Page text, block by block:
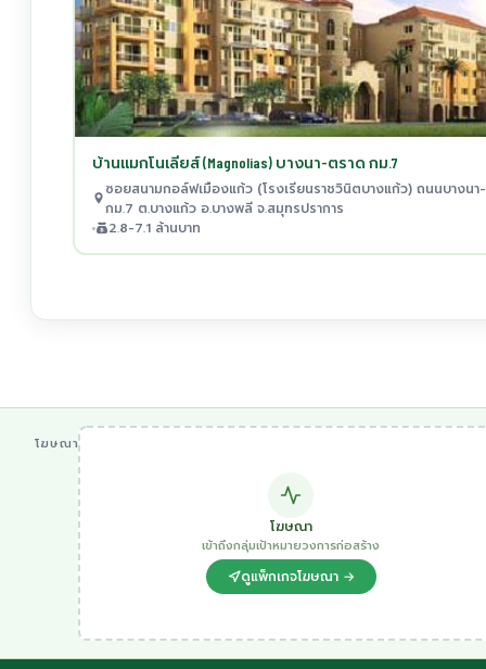
บ้านแมกโนเลียส์ (Magnolias) บางนา-ตราด กม.7
ซอยสนามกอล์ฟเมืองแก้ว (โรงเรียนราชวินิตบางแก้ว) ถนนบางนา
กม.7 ต.บางแก้ว อ.บางพลี จ.สมุทรปราการ
2.8-7.1 ล้านบาท
โฆษณา
โฆษณา
เข้าถึงกลุ่มเป้าหมายวงการก่อสร้าง
ดูแพ็กเกจโฆษณา →